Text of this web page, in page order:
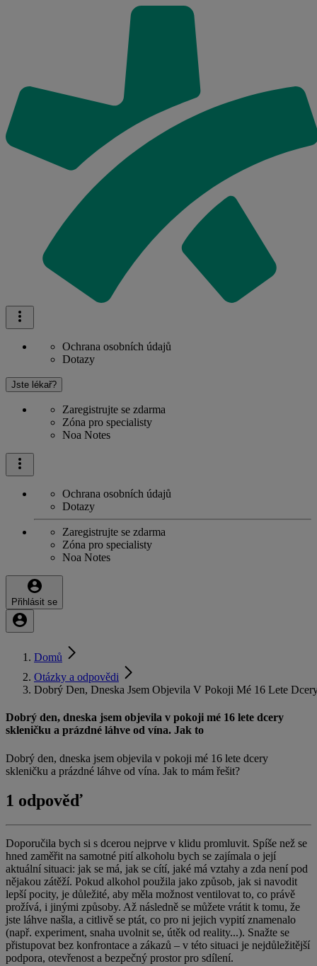
Ochrana osobních údajů
Dotazy
Jste lékař?
Zaregistrujte se zdarma
Zóna pro specialisty
Noa Notes
Ochrana osobních údajů
Dotazy
Zaregistrujte se zdarma
Zóna pro specialisty
Noa Notes
Přihlásit se
Domů
Otázky a odpovědi
Dobrý Den, Dneska Jsem Objevila V Pokoji Mé 16 Lete
Dobrý den, dneska jsem objevila v pokoji mé 16 lete dcery
skleničku a prázdné láhve od vína. Jak to
Dobrý den, dneska jsem objevila v pokoji mé 16 lete dcery
skleničku a prázdné láhve od vína. Jak to mám řešit?
1 odpověď
Doporučila bych si s dcerou nejprve v klidu promluvit. Spíše než se
hned zaměřit na samotné pití alkoholu bych se zajímala o její
aktuální situaci: jak se má, jak se cítí, jaké má vztahy a zda není pod
nějakou zátěží. Pokud alkohol použila jako způsob, jak si navodit
lepší pocity, je důležité, aby měla možnost ventilovat to, co právě
prožívá, i jinými způsoby. Až následně se můžete vrátit k tomu, že
jste láhve našla, a citlivě se ptát, co pro ni jejich vypití znamenalo
(např. experiment, snaha uvolnit se, útěk od reality...). Snažte se
přistupovat bez konfrontace a zákazů – v této situaci je nejdůležitější
podpora, otevřenost a bezpečný prostor pro sdílení.